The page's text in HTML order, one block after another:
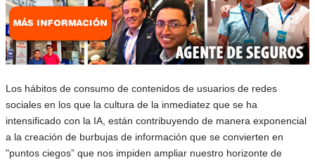
Los hábitos de consumo de contenidos de usuarios de redes
sociales en los que la cultura de la inmediatez que se ha
intensificado con la IA, están contribuyendo de manera exponencial
a la creación de burbujas de información que se convierten en
"puntos ciegos” que nos impiden ampliar nuestro horizonte de